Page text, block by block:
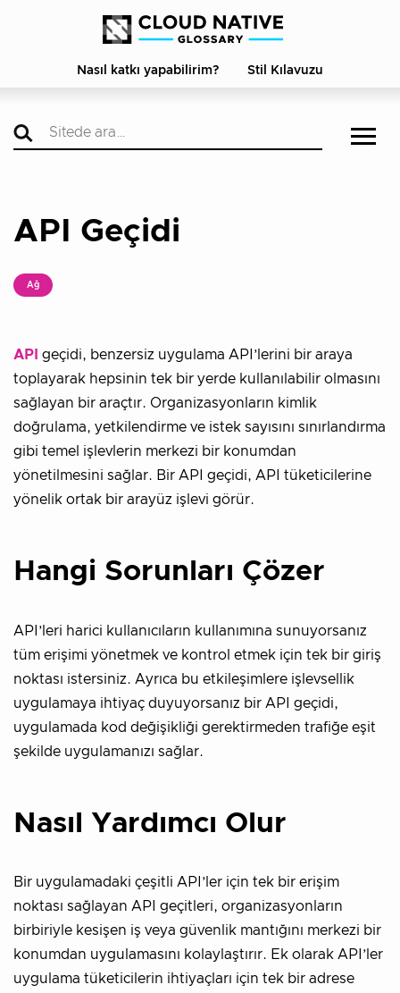
Nasıl katkı yapabilirim? Stil Kılavuzu
API Geçidi
Ağ
API geçidi, benzersiz uygulama API’lerini bir araya
toplayarak hepsinin tek bir yerde kullanılabilir olmasını
sağlayan bir araçtır. Organizasyonların kimlik
doğrulama, yetkilendirme ve istek sayısını sınırlandırma
gibi temel işlevlerin merkezi bir konumdan
yönetilmesini sağlar. Bir API geçidi, API tüketicilerine
yönelik ortak bir arayüz işlevi görür.
Hangi Sorunları Çözer
API’leri harici kullanıcıların kullanımına sunuyorsanız
tüm erişimi yönetmek ve kontrol etmek için tek bir giriş
noktası istersiniz. Ayrıca bu etkileşimlere işlevsellik
uygulamaya ihtiyaç duyuyorsanız bir API geçidi,
uygulamada kod değişikliği gerektirmeden trafiğe eşit
şekilde uygulamanızı sağlar.
Nasıl Yardımcı Olur
Bir uygulamadaki çeşitli API’ler için tek bir erişim
noktası sağlayan API geçitleri, organizasyonların
birbiriyle kesişen iş veya güvenlik mantığını merkezi bir
konumdan uygulamasını kolaylaştırır. Ek olarak API’ler
uygulama tüketicilerin ihtiyaçları için tek bir adrese